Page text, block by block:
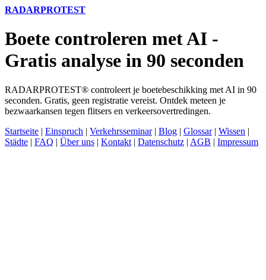
RADARPROTEST
Boete controleren met AI -
Gratis analyse in 90 seconden
RADARPROTEST® controleert je boetebeschikking met AI in 90
seconden. Gratis, geen registratie vereist. Ontdek meteen je
bezwaarkansen tegen flitsers en verkeersovertredingen.
Startseite | Einspruch | Verkehrsseminar| Blog | Glossar| Wissen |
Städte | FAQ | Über uns | Kontakt | Datenschutz | AGB | Impressum